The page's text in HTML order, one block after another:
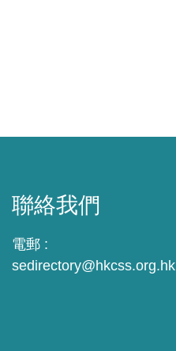
聯絡我們
電郵 :
sedirectory@hkcss.org.hk